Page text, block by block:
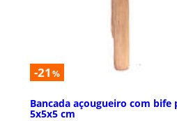
-21 %
Bancada açougueiro com
5x5x5 cm